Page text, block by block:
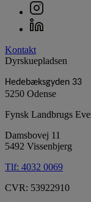
Kontakt
Dyrskuepladsen
Hedebæksgyden 33
5250 Odense
Fynsk Landbrugs
Damsbovej 11
5492 Vissenbjerg
Tlf: 4032 0069
CVR: 53922910